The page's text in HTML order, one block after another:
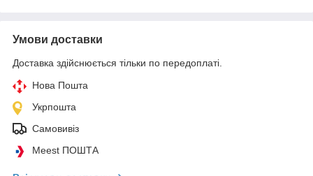
Умови доставки
Доставка здійснюється тільки по передоплаті.
Нова Пошта
Укрпошта
Самовивіз
Meest ПОШТА